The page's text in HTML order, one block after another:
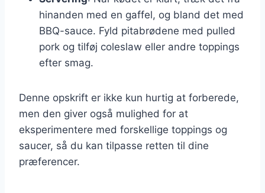
hinanden med en gaffel, og bland det med
BBQ-sauce. Fyld pitabrødene med pulled
pork og tilføj coleslaw eller andre toppings
efter smag.
Denne opskrift er ikke kun hurtig at forberede,
men den giver også mulighed for at
eksperimentere med forskellige toppings og
saucer, så du kan tilpasse retten til dine
præferencer.